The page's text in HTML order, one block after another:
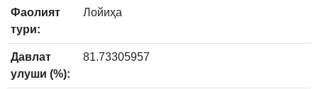
Фаолият
тури:
Лойиҳа
Давлат
улуши (%):
81.73305957